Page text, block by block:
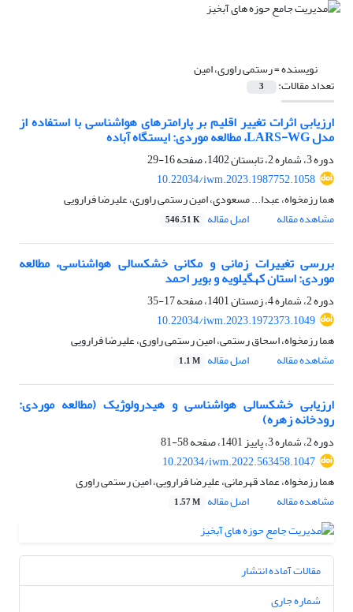
نویسنده =رستمی راوری، امین
تعداد مقالات: 3
ارزیابی اثرات تغییر اقلیم بر پارامترهای هواشناسی با استفاده از
مدل LARS-WG، مطالعه موردی: ایستگاه آباده
دوره 3، شماره 2، تابستان 1402، صفحه
16-29
10.22034/iwm.2023.1987752.1058
هما رزمخواه، عبدا... مسعودی، امین رستمی راوری، علیرضا فرارویی
مشاهده مقاله
اصل مقاله 546.51 K
بررسی تغییرات زمانی و مکانی خشکسالی هواشناسی، مطالعه
موردی: استان کهگیلویه و بویر احمد
دوره 2، شماره 4، زمستان 1401، صفحه
17-35
10.22034/iwm.2023.1972373.1049
هما رزمخواه، اسحاق رستمی، امین رستمی راوری، علیرضا فرارویی
مشاهده مقاله
اصل مقاله 1.1 M
ارزیابی خشکسالی هواشناسی و هیدرولوژیک (مطالعه موردی:
رودخانه زهره)
دوره 2، شماره 3، پاییز 1401، صفحه
58-81
10.22034/iwm.2022.563458.1047
هما رزمخواه، عماد قهرمانی، علیرضا فرارویی، امین رستمی راوری
مشاهده مقاله
اصل مقاله 1.57 M
مقالات آماده انتشار
شماره جاری